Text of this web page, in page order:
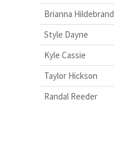
Brianna Hildebrand
Style Dayne
Kyle Cassie
Taylor Hickson
Randal Reeder